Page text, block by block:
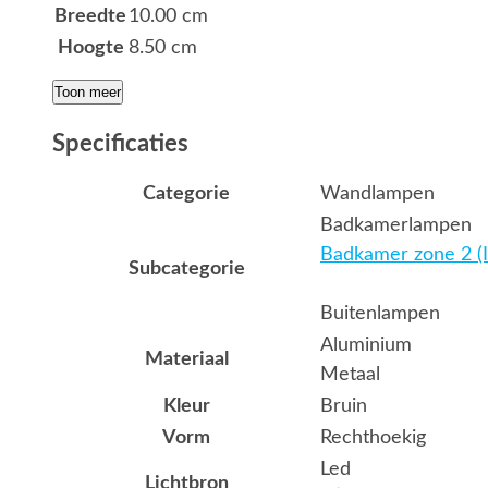
Breedte 10.00 cm
Hoogte 8.50 cm
Toon meer
Specificaties
Categorie Wandlampen
Subcategorie
Badkamerlampen
Badkamer zone 2
Buitenlampen
Materiaal
Aluminium
Metaal
Kleur
Bruin
Vorm
Rechthoekig
Lichtbron
Led